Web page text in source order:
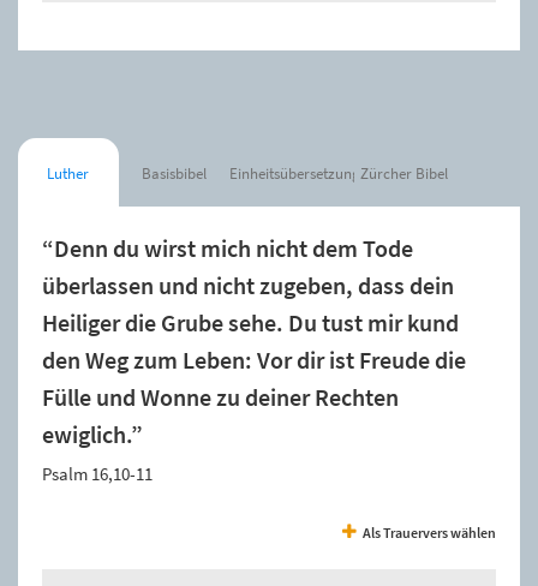
Luther Basisbibel Einheitsübersetzung Zürcher Bibel
“Denn du wirst mich nicht dem Tode
überlassen und nicht zugeben, dass dein
Heiliger die Grube sehe. Du tust mir kund
den Weg zum Leben: Vor dir ist Freude die
Fülle und Wonne zu deiner Rechten
ewiglich.”
Psalm 16,10-11
Als Trauervers wählen